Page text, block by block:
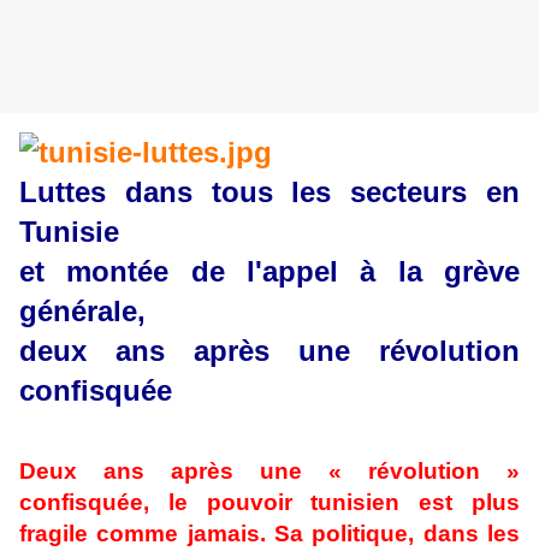
Luttes dans tous les secteurs en
Tunisie
et montée de l'appel à la grève
générale,
deux ans après une révolution
confisquée
Deux ans après une « révolution »
confisquée, le pouvoir tunisien est plus
fragile comme jamais. Sa politique, dans les